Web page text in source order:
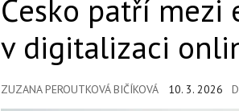
Česko patří mezi
v digitalizaci
ZUZANA PEROUTKOVÁ BIČÍKOVÁ 10. 3. 2026